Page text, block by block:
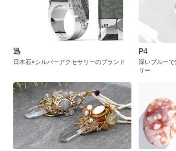
迅
日本石×シルバーアクセサリーのブランド
P4
深いブルー
リー